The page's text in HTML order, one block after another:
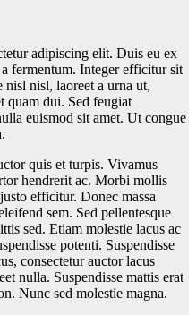
adipiscing elit. Duis eu ex
fermentum. Integer efficitur sit
nisl nisl, laoreet a urna ut,
quam dui. Sed feugiat
euismod sit amet. Ut congue
quis et turpis. Vivamus
hendrerit ac. Morbi mollis
efficitur. Donec massa
sem. Sed pellentesque
sed. Etiam molestie lacus ac
potenti. Suspendisse
consectetur auctor lacus
nulla. Suspendisse mattis erat
Nunc sed molestie magna.